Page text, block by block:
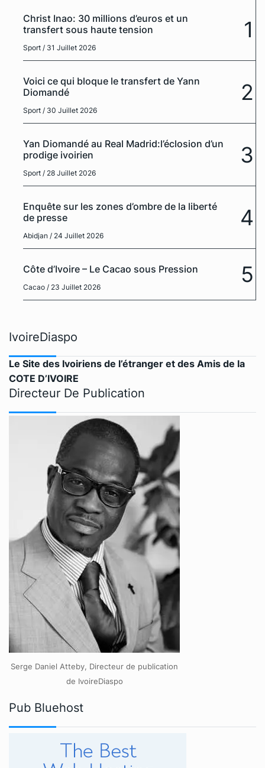
Christ Inao: 30 millions d’euros et un
transfert sous haute tension
Sport / 31 Juillet 2026
1
Voici ce qui bloque le transfert de Yann
Diomandé
Sport / 30 Juillet 2026
2
Yan Diomandé au Real Madrid:l’éclosion d’un
prodige ivoirien
Sport / 28 Juillet 2026
3
Enquête sur les zones d’ombre de la liberté
de presse
Abidjan / 24 Juillet 2026
4
Côte d’Ivoire – Le Cacao sous Pression
Cacao / 23 Juillet 2026 5
IvoireDiaspo
Le Site des Ivoiriens de l’étranger et des Amis de la
COTE D’IVOIRE
Directeur De Publication
Serge Daniel Atteby, Directeur de publication
de IvoireDiaspo
Pub Bluehost